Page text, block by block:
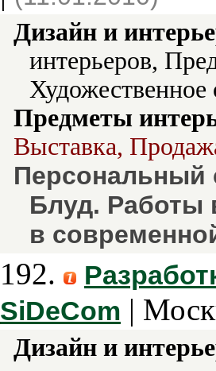
Дизайн и
интерьеров,
Предметы
Выставка,
Персональный
Блуд. Работы
в
192.
SiDeCom |
Дизайн и